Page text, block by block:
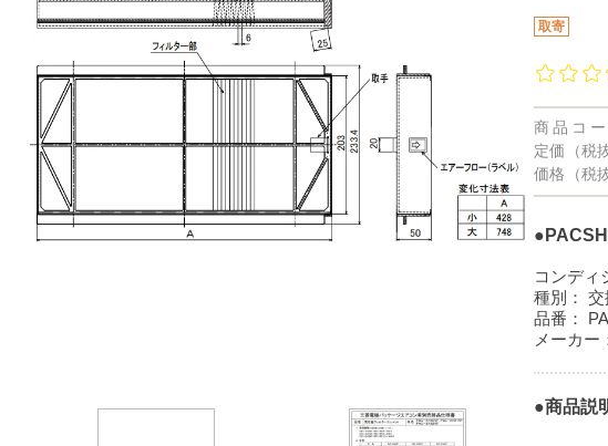
取寄
商品コー
定価（税
価格（税
コンディ
種別： 交
品番：
メーカー
●商品説